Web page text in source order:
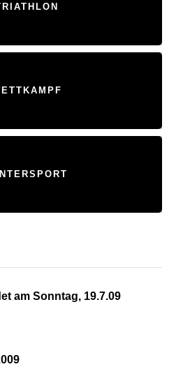
am Sonntag, 19.7.09